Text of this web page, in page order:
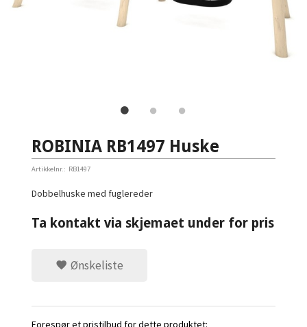
ROBINIA RB1497 Huske
Artikkelnr.: RB1497
Dobbelhuske med fuglereder
Ta kontakt via skjemaet under for pris
Ønskeliste
Forespør et pristilbud for dette produktet: